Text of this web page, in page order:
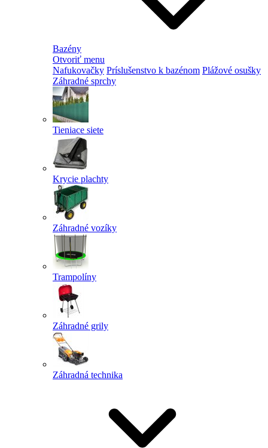
Bazény
Otvoriť menu
Nafukovačky Príslušenstvo k bazénom Plážové osušky
Záhradné sprchy
Tieniace siete
Krycie plachty
Záhradné vozíky
Trampolíny
Záhradné grily
Záhradná technika